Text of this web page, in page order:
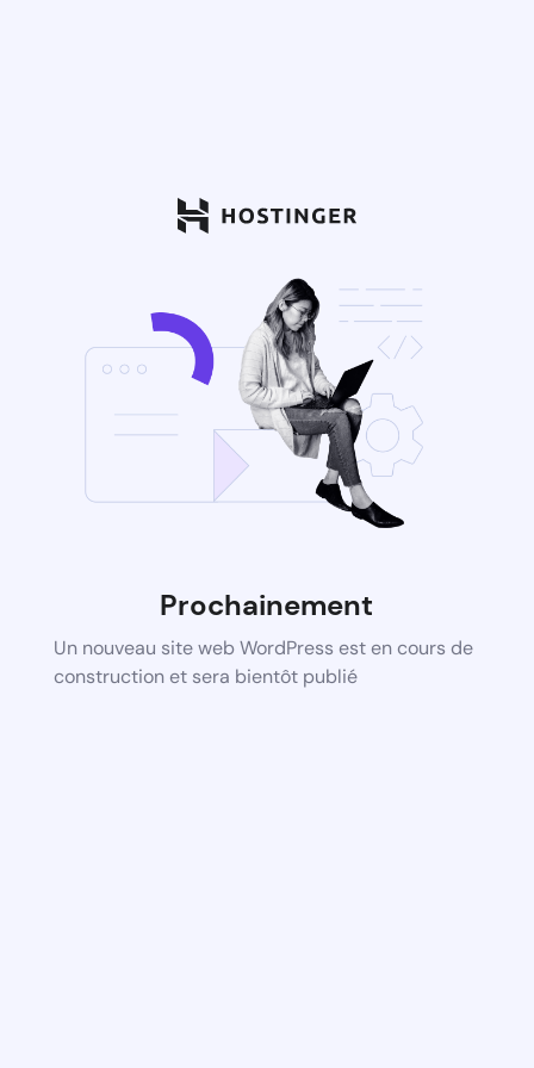
Prochainement
Un nouveau site web WordPress est en cours de
construction et sera bientôt publié